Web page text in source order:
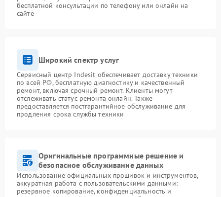
бесплатной консультации по телефону или онлайн на
сайте
Широкий спектр услуг
Сервисный центр Indesit обеспечивает доставку техники
по всей РФ, бесплатную диагностику и качественный
ремонт, включая срочный ремонт. Клиенты могут
отслеживать статус ремонта онлайн. Также
предоставляется постгарантийное обслуживание для
продления срока службы техники
Оригинальные программные решение и
безопасное обслуживание данных
Использование официальных прошивок и инструментов,
аккуратная работа с пользовательскими данными:
резервное копирование, конфиденциальность и